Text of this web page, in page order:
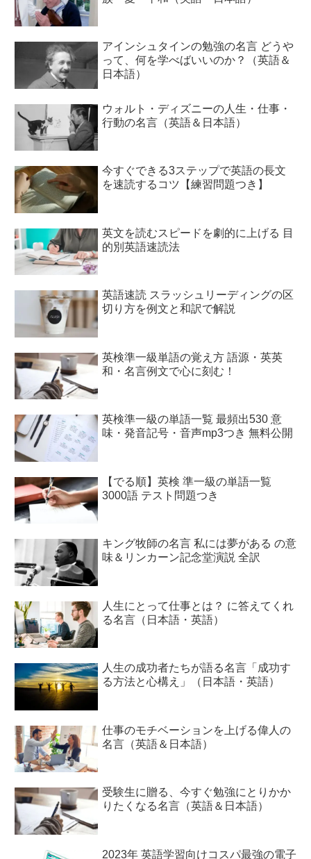
アインシュタインの勉強の名言 どうや
って、何を学べばいいのか？（英語＆
日本語）
ウォルト・ディズニーの人生・仕事・
行動の名言（英語＆日本語）
今すぐできる3ステップで英語の長文
を速読するコツ【練習問題つき】
英文を読むスピードを劇的に上げる 目
的別英語速読法
英語速読 スラッシュリーディングの区
切り方を例文と和訳で解説
英検準一級単語の覚え方 語源・英英
和・名言例文で心に刻む！
英検準一級の単語一覧 最頻出530 意
味・発音記号・音声mp3つき 無料公開
【でる順】英検 準一級の単語一覧
3000語 テスト問題つき
キング牧師の名言 私には夢がある の意
味＆リンカーン記念堂演説 全訳
人生にとって仕事とは？ に答えてくれ
る名言（日本語・英語）
人生の成功者たちが語る名言「成功す
る方法と心構え」（日本語・英語）
仕事のモチベーションを上げる偉人の
名言（英語＆日本語）
受験生に贈る、今すぐ勉強にとりかか
りたくなる名言（英語＆日本語）
2023年 英語学習向けコスパ最強の電子